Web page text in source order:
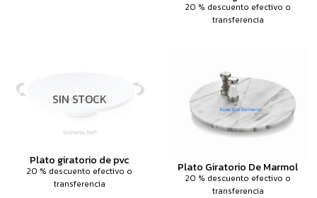
20 % descuento efectivo o
transferencia
SIN STOCK
Plato giratorio de pvc
20 % descuento efectivo o
transferencia
Plato Giratorio De Marmol
20 % descuento efectivo o
transferencia